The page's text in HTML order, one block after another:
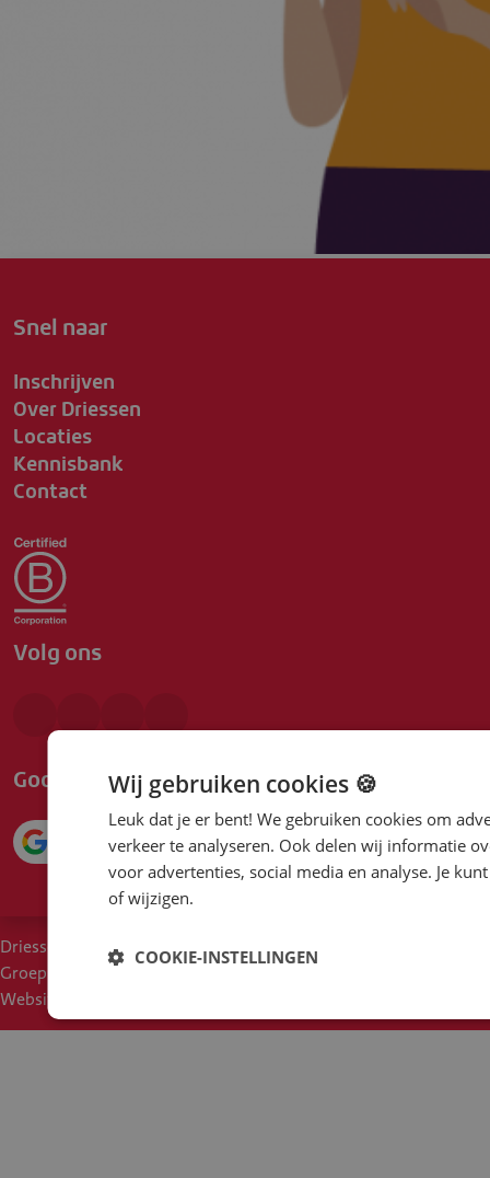
Snel naar
Inschrijven
Over Driessen
Locaties
Kennisbank
Contact
Volg ons
Google beoordeling
Driessen
Groep
Websites
CookiesVoorwaardenDuurzaam inkoopbeleid
Wij gebruiken cookies 🍪
Leuk dat je er bent! We gebruiken cookies om
verkeer te analyseren. Ook delen wij informatie
voor advertenties, social media en analyse. Je
of wijzigen.
COOKIE-INSTELLINGEN